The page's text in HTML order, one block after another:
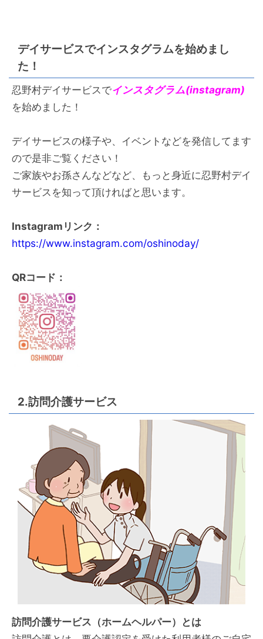
デイサービスでインスタグラムを始めまし
た！
忍野村デイサービスでインスタグラム(instagram)
を始めました！
デイサービスの様子や、イベントなどを発信してます
ので是非ご覧ください！
ご家族やお孫さんなどなど、もっと身近に忍野村デイ
サービスを知って頂ければと思います。
Instagramリンク：
https://www.instagram.com/oshinoday/
QRコード：
2.訪問介護サービス
訪問介護サービス（ホームヘルパー）とは